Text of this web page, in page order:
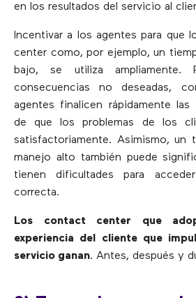
en los resultados del servicio al
Incentivar a los agentes para que
center como, por ejemplo, un
bajo, se utiliza ampliamente.
consecuencias no deseadas,
agentes finalicen rápidamente las
de que los problemas de los
satisfactoriamente. Asimismo, un
manejo alto también puede
tienen dificultades para
correcta.
Los contact center que
experiencia del cliente que
servicio ganan. Antes, después y